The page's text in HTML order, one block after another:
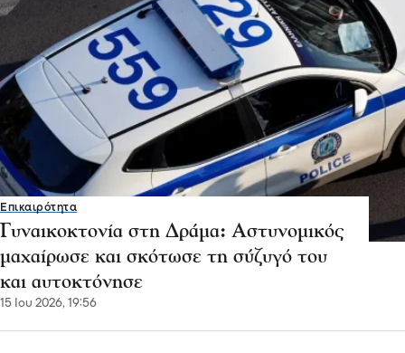
Επικαιρότητα
Γυναικοκτονία στη Δράμα: Αστυνομικός
μαχαίρωσε και σκότωσε τη σύζυγό του
και αυτοκτόνησε
15 Ιου 2026, 19:56